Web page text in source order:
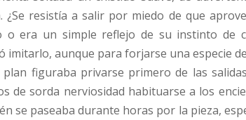
¿Se resistía a salir por miedo de que
o era un simple reflejo de su instinto de
imitarlo, aunque para forjarse una especie
plan figuraba privarse primero de las
de sorda nerviosidad habituarse a los
se paseaba durante horas por la pieza,